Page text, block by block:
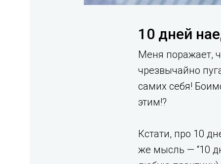
10 дней
Меня поражает,
чрезвычайно
самих себя!
этим!?
Кстати, про 10
же мысль — “10